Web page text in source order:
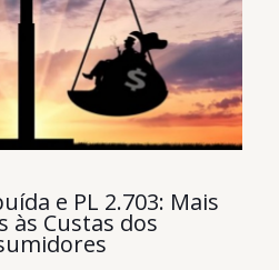
e PL 2.703: Mais
às Custas dos